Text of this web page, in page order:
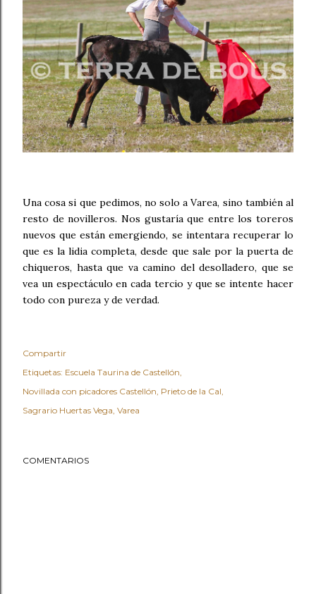
Una cosa si que pedimos, no solo a Varea, sino también al
resto de novilleros. Nos gustaría que entre los toreros
nuevos que están emergiendo, se intentara recuperar lo
que es la lidia completa, desde que sale por la puerta de
chiqueros, hasta que va camino del desolladero, que se
vea un espectáculo en cada tercio y que se intente hacer
todo con pureza y de verdad.
Compartir
Etiquetas: Escuela Taurina de Castellón
Novillada con picadores Castellón Prieto de la Cal
Sagrario Huertas Vega Varea
COMENTARIOS